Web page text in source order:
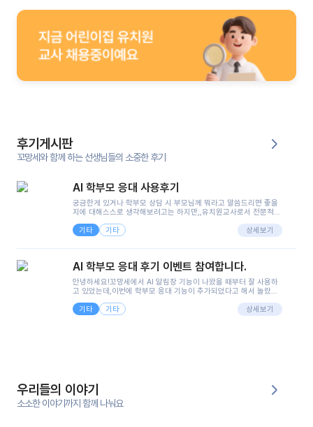
후기게시판
꼬망세와 함께 하는 선생님들의 소중한 후기
AI 학부모 응대 사용후기
궁금한게 있거나 학부모 상담 시 부모님께 뭐라고 말씀드리면 좋을
지에 대해스스로 생각해보려고는 하지만,,유치원교사로서 전문적인
려니 어려울때가...^^(저만 그런거 아니죠 ㅜㅜ)꼬망봇의 장점은 지
피티나 제미나이는 몇세이고 여자인지 남자인지 등그래도 좀 기본
정보를 제공하면서 물어봐야할 때가 있어그때마다 정보를 입력하는
으셔서 고민이 됐는데ai 학부모 응대를 써볼 수 있어서 좋았어요!앞
면..)그리고 제가 신입 때 이게 있었더라면 ㅜㅜㅜㅜ?응대 팁이 정말
좋은거 같아요지금은 그래도 아이들이 잘 이해 되지만초임 때는 정
말 어려워서 항상다른 선생님들께 도움을 요청했었거든요..ㅠ*일지
쓸 때도 좀 도움이 되는 거 같아요!
기타 기타 상세보기
AI 학부모 응대 후기 이벤트 참여합니다.
안녕하세요!꼬망세에서 AI 알림장 기능이 나왔을 때부터 잘 사용하
고 있었는데,이번에 학부모 응대 기능이 추가되었다고 해서 놀랐습
님 응대에 더 많은 부담을 느끼고 있습니다 ㅠㅠ이번에 제가 원에서
겪은 일과 학부모님께 전달드렸던 내용을 함께 보시고,저와 비슷한
을 많이 하는데,꼬망봇 덕분에 고민하는 시간을 줄이고 학부모님을
안심시킬 수 있었습니다.이 부분은 꼬망봇이 추가로 알려준 응대 tip
입니다.학부모님께 전화를 드리기 전에, 내용을 숙지하여 좀 더 전문
성 있는 교사가 되어 대화를 나눌 수 있었습니다.꼬망세 AI학부모 응
기타 기타 상세보기
우리들의 이야기
소소한 이야기까지 함께 나눠요